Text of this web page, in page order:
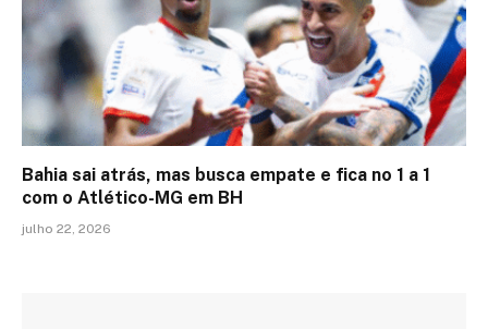
Bahia sai atrás, mas busca empate e fica no 1 a 1
com o Atlético-MG em BH
julho 22, 2026